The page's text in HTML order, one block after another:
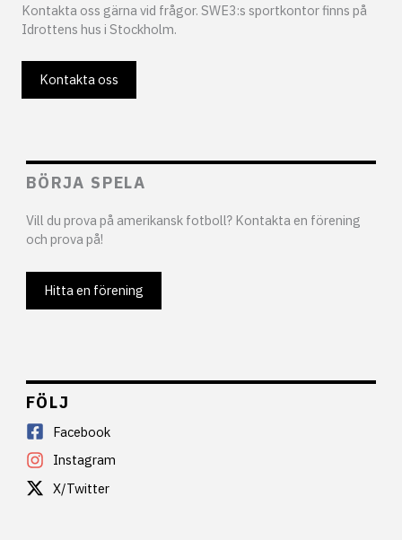
Kontakta oss gärna vid frågor. SWE3:s sportkontor finns på
Idrottens hus i Stockholm.
Kontakta oss
BÖRJA SPELA
Vill du prova på amerikansk fotboll? Kontakta en förening
och prova på!
Hitta en förening
FÖLJ
Facebook
Instagram
X/Twitter